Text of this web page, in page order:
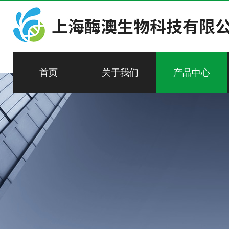
首页 关于我们 产品中心